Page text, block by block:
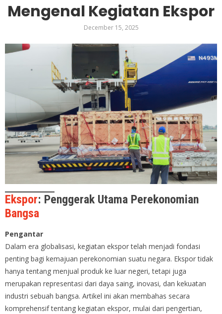
Mengenal Kegiatan Ekspor
December 15, 2025
Ekspor: Penggerak Utama Perekonomian
Bangsa
Pengantar
Dalam era globalisasi, kegiatan ekspor telah menjadi fondasi
penting bagi kemajuan perekonomian suatu negara. Ekspor tidak
hanya tentang menjual produk ke luar negeri, tetapi juga
merupakan representasi dari daya saing, inovasi, dan kekuatan
industri sebuah bangsa. Artikel ini akan membahas secara
komprehensif tentang kegiatan ekspor, mulai dari pengertian,